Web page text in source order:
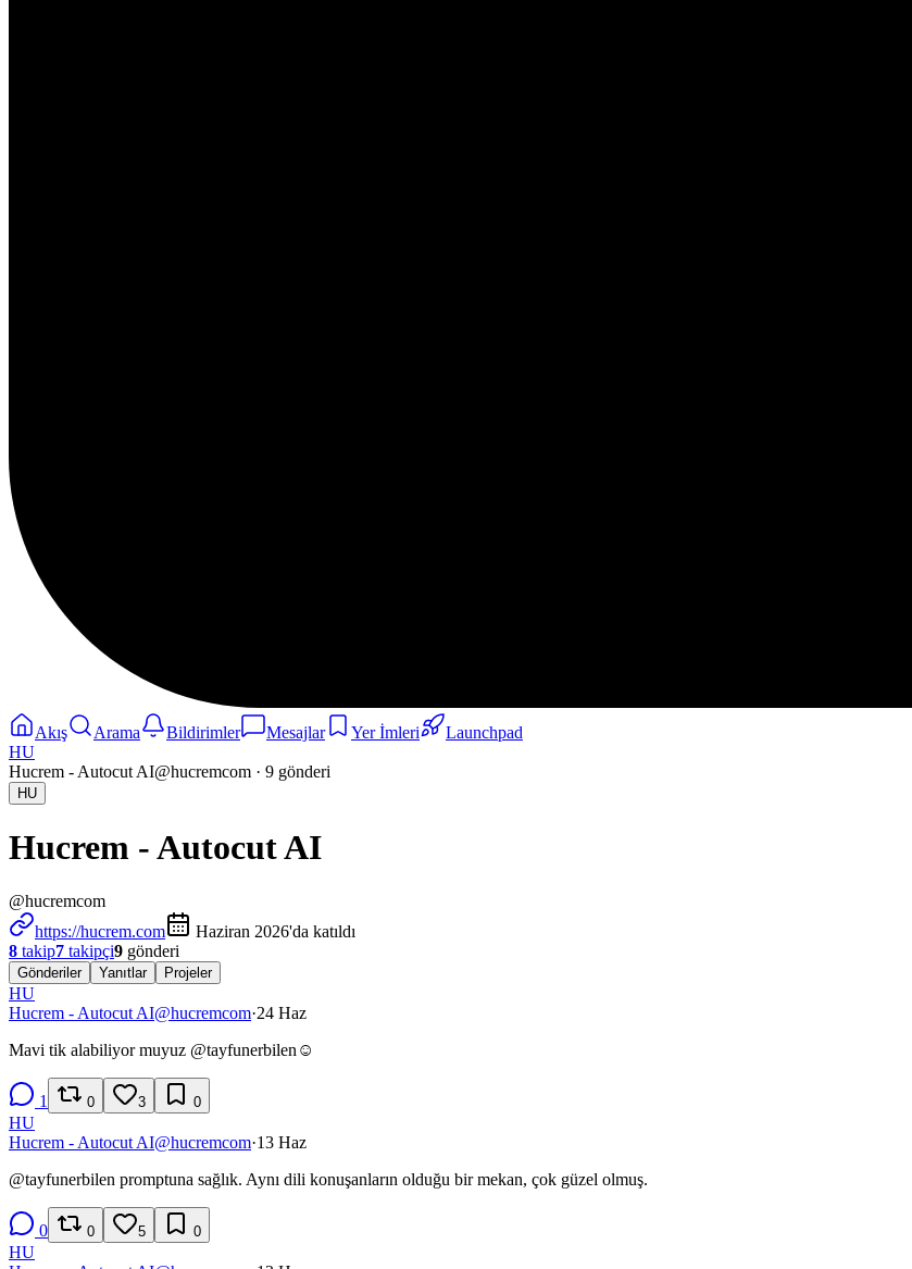
Akış Arama Bildirimler Mesajlar Yer İmleri
Launchpad
HU
Hucrem - Autocut AI@hucremcom · 9 gönderi
HU
Hucrem - Autocut AI
@hucremcom
https://hucrem.com
Haziran 2026'da katıldı
8 takip7 takipçi9 gönderi
Gönderiler Yanıtlar Projeler
HU
Hucrem - Autocut AI@hucremcom·24 Haz
Mavi tik alabiliyor muyuz @tayfunerbilen ☺️
1 0 3 0
HU
Hucrem - Autocut AI@hucremcom·13 Haz
@tayfunerbilen promptuna sağlık. Aynı dili konuşanların olduğu bir mekan, çok güzel olmuş.
0 0 5 0
HU